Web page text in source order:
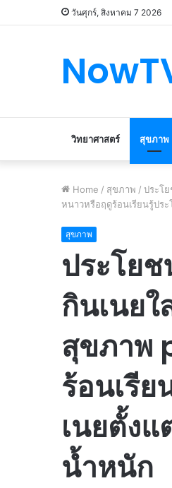
วันศุกร์, สิงหาคม 7 2026
วิทยาศาสตร์ สุขภาพ
Home / สุขภาพ / ประโ
หนาวหรือฤดูร้อนเรียนรู้ปร
สุขภาพ
ประโย
กินเนย
สุขภาพ
ร้อนเรี
เนยตั้ง
น้ำหนัก